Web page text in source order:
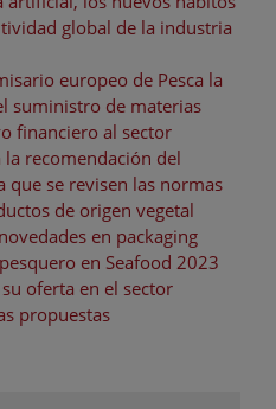
global de la industria
europeo de Pesca la
suministro de materias
financiero al sector
la recomendación del
que se revisen las normas
de origen vegetal
en packaging
en Seafood 2023
oferta en el sector
propuestas